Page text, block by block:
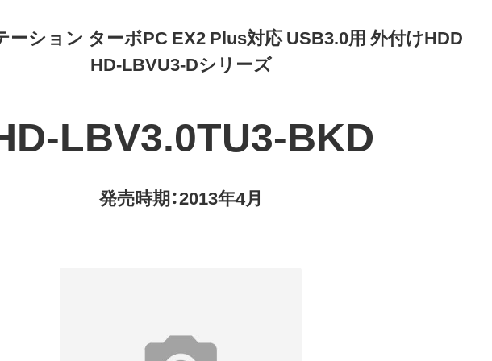
ーション ターボPC EX2 Plus対応 USB3.0用 外付けHDD
HD-LBVU3-Dシリーズ
LBV3.0TU3-BKD
発売時期：2013年4月